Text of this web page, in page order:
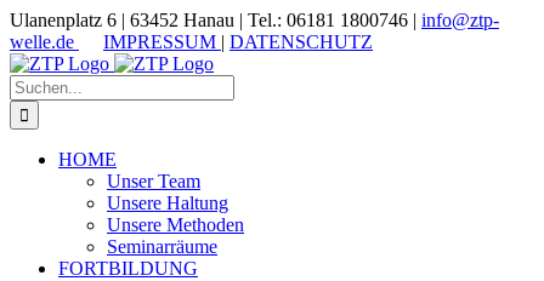
Zum
Inhalt
springen
Ulanenplatz 6 | 63452 Hanau | Tel.: 06181 1800746 | info@ztp-
welle.de
IMPRESSUM | DATENSCHUTZ
Suche
nach:
HOME
Unser Team
Unsere Haltung
Unsere Methoden
Seminarräume
FORTBILDUNG